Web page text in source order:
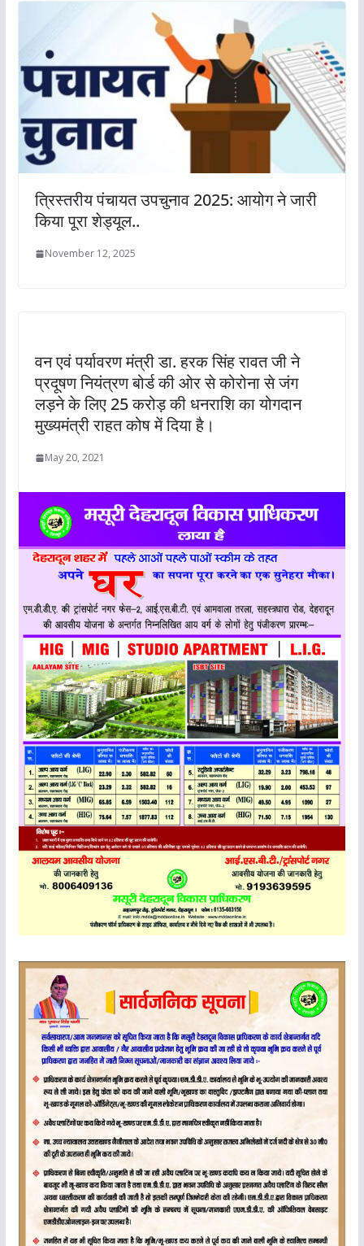
त्रिस्तरीय पंचायत उपचुनाव 2025: आयोग ने जारी
किया पूरा शेड्यूल..
November 12, 2025
वन एवं पर्यावरण मंत्री डा. हरक सिंह रावत जी ने
प्रदूषण नियंत्रण बोर्ड की ओर से कोरोना से जंग
लड़ने के लिए 25 करोड़ की धनराशि का योगदान
मुख्यमंत्री राहत कोष में दिया है।
May 20, 2021